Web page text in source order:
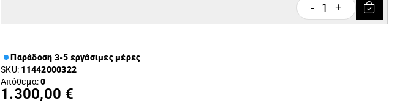
- 1 +
Παράδοση 3-5 εργάσιμες μέρες
SKU: 11442000322
Απόθεμα:0
1.300,00 €